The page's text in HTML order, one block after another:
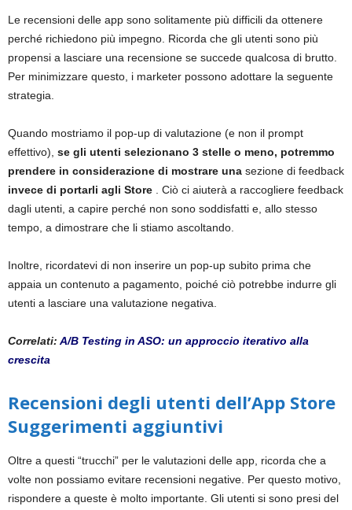
Le recensioni delle app sono solitamente più difficili da ottenere
perché richiedono più impegno. Ricorda che gli utenti sono più
propensi a lasciare una recensione se succede qualcosa di brutto.
Per minimizzare questo, i marketer possono adottare la seguente
strategia.
Quando mostriamo il pop-up di valutazione (e non il prompt
effettivo), se gli utenti selezionano 3 stelle o meno, potremmo
prendere in considerazione di mostrare una sezione di feedback
invece di portarli agli Store . Ciò ci aiuterà a raccogliere feedback
dagli utenti, a capire perché non sono soddisfatti e, allo stesso
tempo, a dimostrare che li stiamo ascoltando.
Inoltre, ricordatevi di non inserire un pop-up subito prima che
appaia un contenuto a pagamento, poiché ciò potrebbe indurre gli
utenti a lasciare una valutazione negativa.
Correlati: A/B Testing in ASO: un approccio iterativo alla
crescita
Recensioni degli utenti dell’App Store
Suggerimenti aggiuntivi
Oltre a questi “trucchi” per le valutazioni delle app, ricorda che a
volte non possiamo evitare recensioni negative. Per questo motivo,
rispondere a queste è molto importante. Gli utenti si sono presi del